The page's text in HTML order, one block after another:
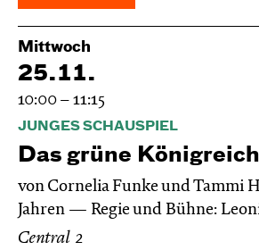
Mittwoch
25.11.
10:00 – 11:15
JUNGES SCHAUSPIEL
Das grüne König­reich
von Cornelia Funke und Tammi
Jahren
Regie und Bühne:
Central 2